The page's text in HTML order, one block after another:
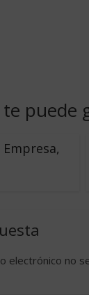
puede
electrónico no